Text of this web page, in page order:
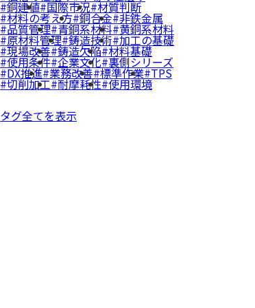
銅建値 国際市況 材質判断
材料の考え方 銅合金 非鉄金属
品質管理 青銅系材料 黄銅系材料
原材料管理 鋳造技術 加工の基礎
現場改善 鋳造欠陥 材料基礎
使用条件 企業文化 裏側シリーズ
DX推進 業務改善 標準作業 TPS
切削加工 耐摩耗性 使用環境
タグ全てを表示